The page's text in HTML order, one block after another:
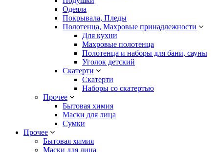
Одеяла
Покрывала, Пледы
Полотенца, Махровые принадлежности
Для кухни
Махровые полотенца
Полотенца и наборы для бани, сауны
Уголок детский
Скатерти
Скатерти
Наборы со скатертью
Прочее
Бытовая химия
Маски для лица
Сумки
Прочее
Бытовая химия
Маски для лица